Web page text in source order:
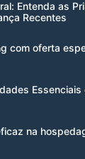
Entenda as
Recentes
com oferta
Essenciais
na